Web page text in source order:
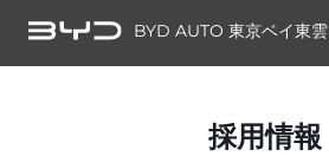
BYD AUTO 東京ベイ東雲
採用情報